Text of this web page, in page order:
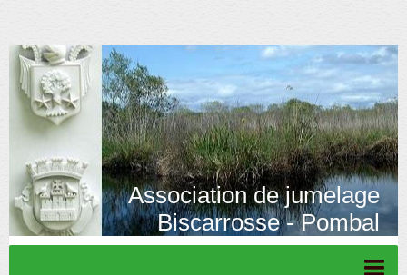
Association de jumelage
Biscarrosse - Pombal